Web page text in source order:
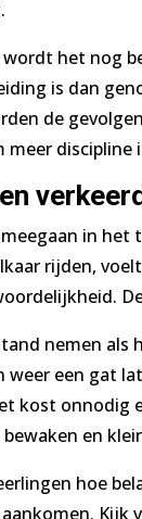
het nog
is dan
de
meer discipline
in
rijden,
nemen
weer een gat
kost onnodig
en
hoe
Kijk